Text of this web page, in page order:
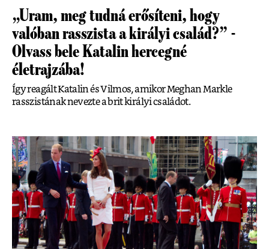
„Uram, meg tudná erősíteni, hogy
valóban rasszista a királyi család?” -
Olvass bele Katalin hercegné
életrajzába!
Így reagált Katalin és Vilmos, amikor Meghan Markle
rasszistának nevezte a brit királyi családot.